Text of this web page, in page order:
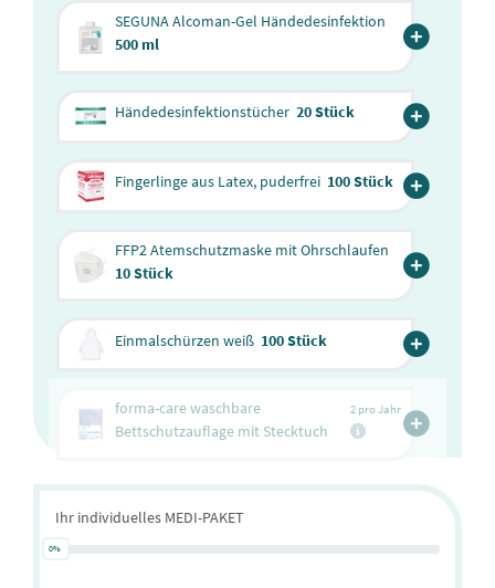
SEGUNA Alcoman-Gel Händedesinfektion
500 ml
Händedesinfektionstücher 20 Stück
Fingerlinge aus Latex, puderfrei 100 Stück
FFP2 Atemschutzmaske mit Ohrschlaufen
10 Stück
Einmalschürzen weiß 100 Stück
forma-care waschbare
Bettschutzauflage mit Stecktuch
2 pro Jahr
Ihr individuelles MEDI-PAKET